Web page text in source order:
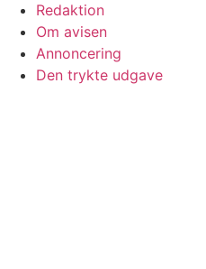
Redaktion
Om avisen
Annoncering
Den trykte udgave